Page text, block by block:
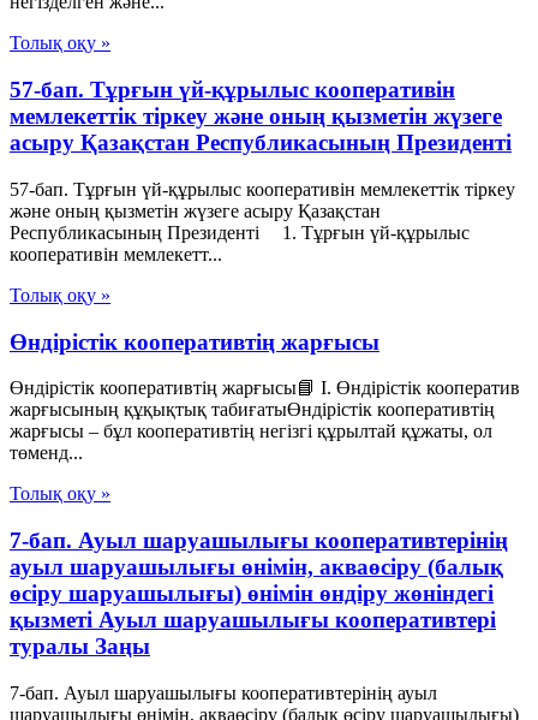
Толық оқу »
57-бап. Тұрғын үй-құрылыс кооперативін
мемлекеттік тіркеу және оның қызметін жүзеге
асыру Қазақстан Республикасының Президенті
57-бап. Тұрғын үй-құрылыс кооперативін мемлекеттік тіркеу
және оның қызметін жүзеге асыру Қазақстан
Республикасының Президенті 1. Тұрғын үй-құрылыс
кооперативін мемлекетт...
Толық оқу »
Өндірістік кооперативтің жарғысы
Өндірістік кооперативтің жарғысы📘 I. Өндірістік кооператив
жарғысының құқықтық табиғатыӨндірістік кооперативтің
жарғысы – бұл кооперативтің негізгі құрылтай құжаты, ол
төменд...
Толық оқу »
7-бап. Ауыл шаруашылығы кооперативтерінің
ауыл шаруашылығы өнімін, акваөсіру (балық
өсіру шаруашылығы) өнімін өндіру жөніндегі
қызметі Ауыл шаруашылығы кооперативтері
туралы Заңы
7-бап. Ауыл шаруашылығы кооперативтерінің ауыл
шаруашылығы өнімін, акваөсіру (балық өсіру шаруашылығы)